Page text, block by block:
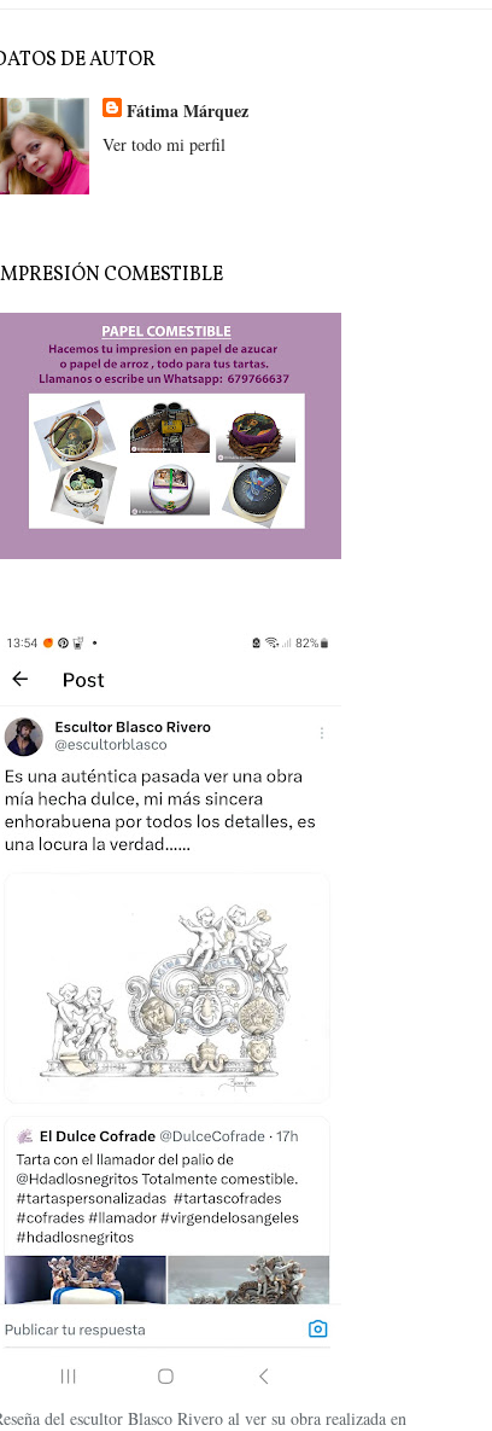
DE AUTOR
Fátima Márquez
Ver todo mi perfil
COMESTIBLE
del escultor Blasco Rivero al ver su obra realizada en